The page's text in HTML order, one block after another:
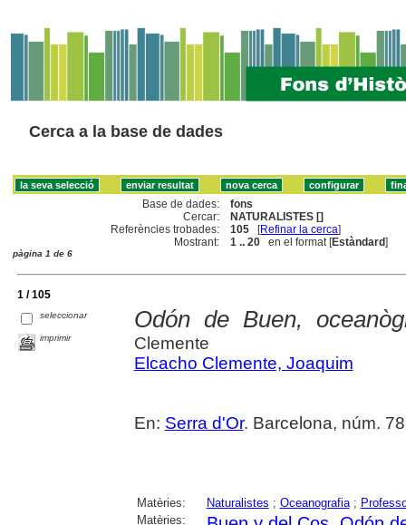
Cerca a la base de dades
Base de dades:
fons
Cercar:
NATURALISTES []
Referències trobades:
105 [Refinar la cerca]
Mostrant:
1 .. 20 en el format [Estàndard]
pàgina 1 de 6
1 / 105
seleccionar
imprimir
Odón de Buen,
Clemente
Elcacho Clemente, Joaquim
En: Serra d'Or. Barcelona, núm.
Matèries: Naturalistes ; Oceanografia;
Matèries: